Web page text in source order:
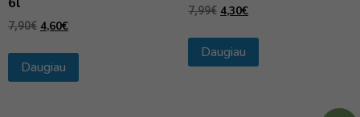
7,90€ 4,60€
Daugiau
7,99€ 4,30€
Daugiau